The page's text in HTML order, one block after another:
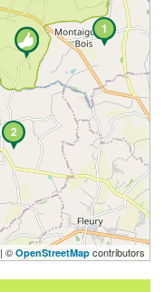
2
1
| © OpenStreetMap contributors